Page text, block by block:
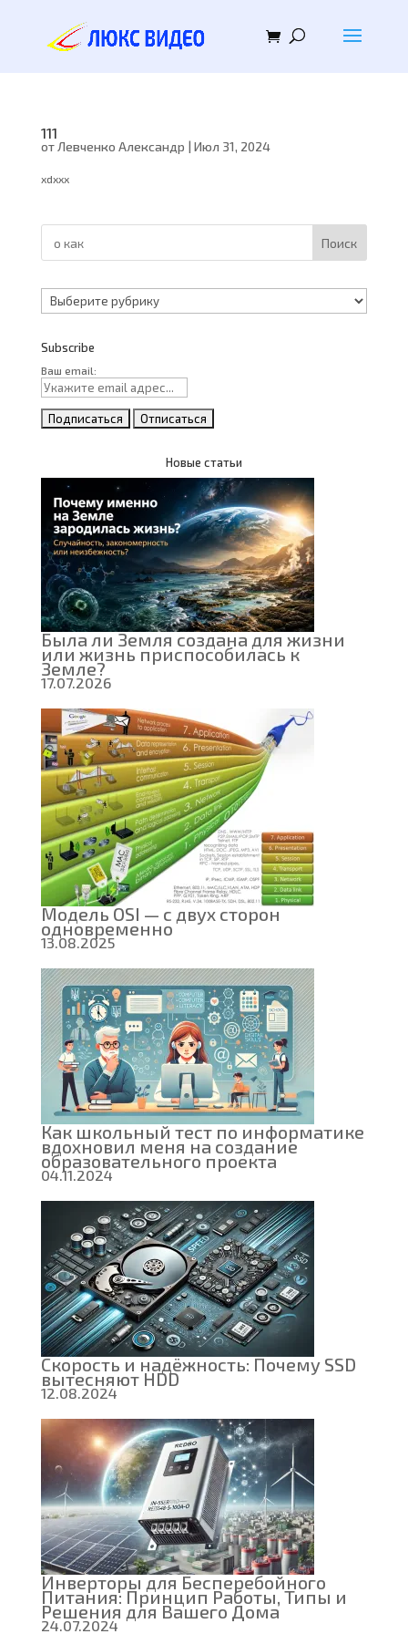
111
отЛевченко Александр | Июл 31, 2024
xdxxx
Поиск
Рубрики
Subscribe
Ваш email:
Новые статьи
Была ли Земля создана для жизни
или жизнь приспособилась к
Земле?
17.07.2026
Модель OSI — с двух сторон
одновременно
13.08.2025
Как школьный тест по информатике
вдохновил меня на создание
образовательного проекта
04.11.2024
Скорость и надёжность: Почему SSD
вытесняют HDD
12.08.2024
Инверторы для Бесперебойного
Питания: Принцип Работы, Типы и
Решения для Вашего Дома
24.07.2024